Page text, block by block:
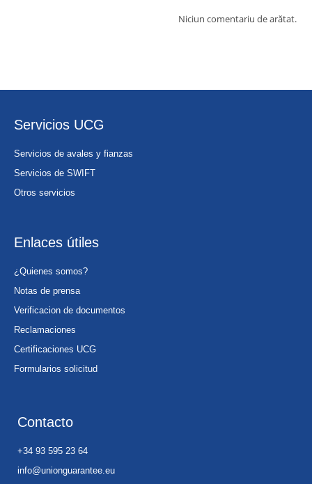
Niciun comentariu de arătat.
Servicios UCG
Servicios de avales y fianzas
Servicios de SWIFT
Otros servicios
Enlaces útiles
¿Quienes somos?
Notas de prensa
Verificacion de documentos
Reclamaciones
Certificaciones UCG
Formularios solicitud
Contacto
+34 93 595 23 64
info@unionguarantee.eu